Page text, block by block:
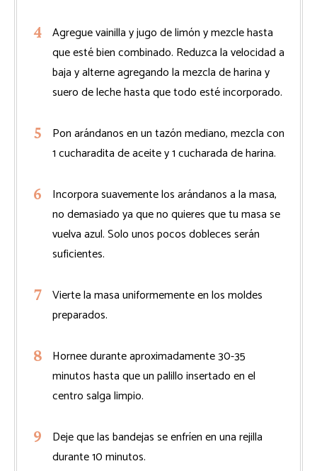
Agregue vainilla y jugo de limón y mezcle hasta
que esté bien combinado. Reduzca la velocidad a
baja y alterne agregando la mezcla de harina y
suero de leche hasta que todo esté incorporado.
Pon arándanos en un tazón mediano, mezcla con
1 cucharadita de aceite y 1 cucharada de harina.
Incorpora suavemente los arándanos a la masa,
no demasiado ya que no quieres que tu masa se
vuelva azul. Solo unos pocos dobleces serán
suficientes.
Vierte la masa uniformemente en los moldes
preparados.
Hornee durante aproximadamente 30-35
minutos hasta que un palillo insertado en el
centro salga limpio.
Deje que las bandejas se enfríen en una rejilla
durante 10 minutos.